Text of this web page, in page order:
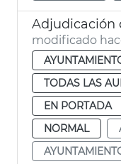
modificado
TODAS LAS
EN PORTADA
NORMAL